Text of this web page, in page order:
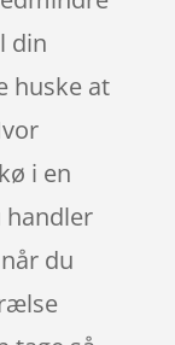
din
huske at
i en
handler
du